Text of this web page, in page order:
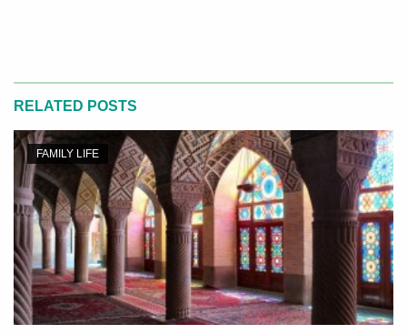
RELATED POSTS
FAMILY LIFE